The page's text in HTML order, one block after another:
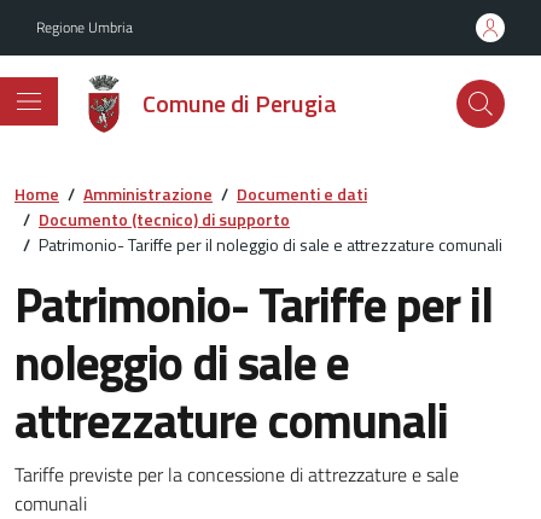
Regione Umbria
Comune di Perugia
Home / Amministrazione / Documenti e dati
/ Documento (tecnico) di supporto
/ Patrimonio- Tariffe per il noleggio di sale e attrezzature comunali
Patrimonio- Tariffe per il
noleggio di sale e
attrezzature comunali
Dettagli del documento
Tariffe previste per la concessione di attrezzature e sale
comunali